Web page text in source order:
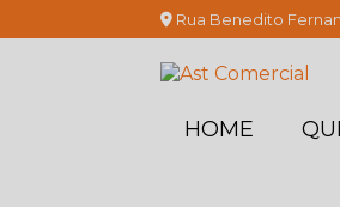
Rua Benedito
HOME